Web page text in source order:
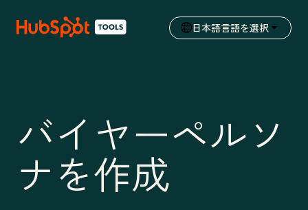
日本語言語を選択
バイヤーペルソ
ナを作成